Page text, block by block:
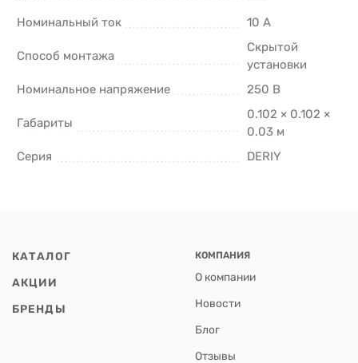
Номинальный ток 10 А
Способ монтажа
Скрытой
установки
Номинальное напряжение
250 В
Габариты
0.102 × 0.102 ×
0.03 м
Серия
DERIY
КАТАЛОГ
АКЦИИ
БРЕНДЫ
КОМПАНИЯ
О компании
Новости
Блог
Отзывы